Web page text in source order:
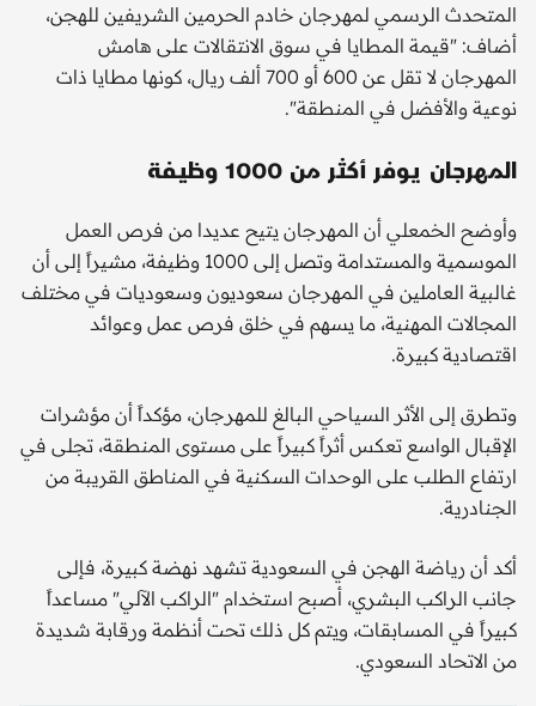
المتحدث الرسمي لمهرجان خادم الحرمين الشريفين للهجن،
أضاف: "قيمة المطايا في سوق الانتقالات على هامش
المهرجان لا تقل عن 600 أو 700 ألف ريال، كونها مطايا ذات
نوعية والأفضل في المنطقة".
المهرجان يوفر أكثر من 1000 وظيفة
وأوضح الخمعلي أن المهرجان يتيح عديدا من فرص العمل
الموسمية والمستدامة وتصل إلى 1000 وظيفة، مشيراً إلى أن
غالبية العاملين في المهرجان سعوديون وسعوديات في مختلف
المجالات المهنية، ما يسهم في خلق فرص عمل وعوائد
اقتصادية كبيرة.
وتطرق إلى الأثر السياحي البالغ للمهرجان، مؤكداً أن مؤشرات
الإقبال الواسع تعكس أثراً كبيراً على مستوى المنطقة، تجلى في
ارتفاع الطلب على الوحدات السكنية في المناطق القريبة من
الجنادرية.
أكد أن رياضة الهجن في السعودية تشهد نهضة كبيرة، فإلى
جانب الراكب البشري، أصبح استخدام "الراكب الآلي" مساعداً
كبيراً في المسابقات، ويتم كل ذلك تحت أنظمة ورقابة شديدة
من الاتحاد السعودي.